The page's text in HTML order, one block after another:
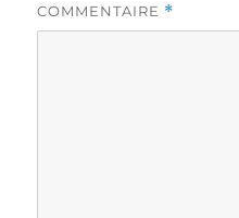
COMMENTAIRE *